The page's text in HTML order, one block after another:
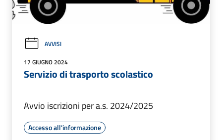
AVVISI
17 GIUGNO 2024
Servizio di trasporto scolastico
Avvio iscrizioni per a.s. 2024/2025
Accesso all'informazione